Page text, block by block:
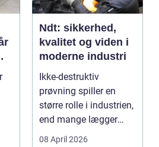
Ndt: sikkerhed,
kvalitet og viden i
moderne industri
Ikke-destruktiv
prøvning spiller en
større rolle i industrien,
end mange lægger
mærke til i hverdage...
08 April 2026